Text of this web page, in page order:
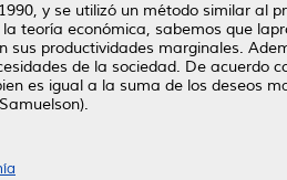
y se utilizó un método similar al
teoría económica, sabemos que
sus productividades marginales.
de la sociedad. De acuerdo
es igual a la suma de los deseos